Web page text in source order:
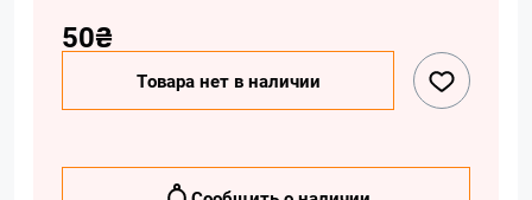
50₴
Товара нет в наличии